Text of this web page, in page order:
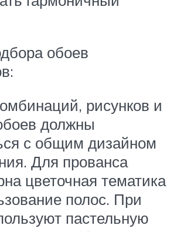
обоев
рисунков и
должны
с общим дизайном
Для прованса
цветочная тематика
полос. При
пастельную